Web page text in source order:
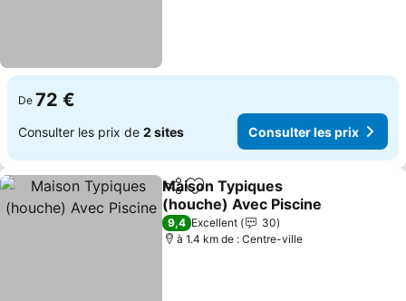
De 72 €
Consulter les prix de 2 sites Consulter les prix
PartagerAjouter à mes favoris
Maison Typiques
(houche) Avec Piscine
Consulter les prix
9,4 Excellent
30
à 1.4 km de : Centre-ville